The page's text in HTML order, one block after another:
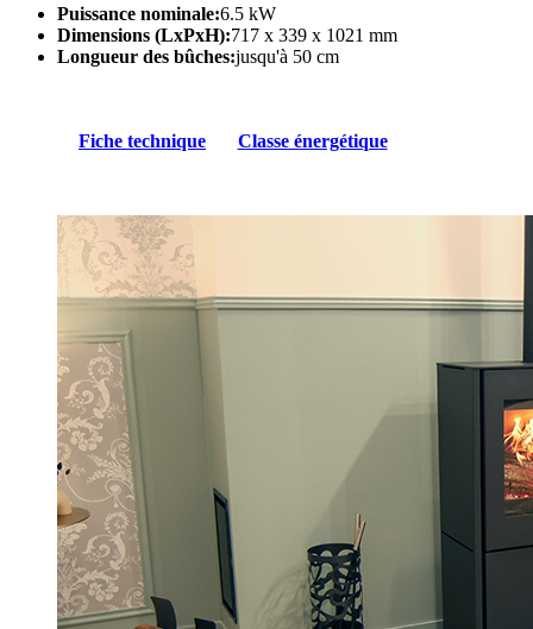
Puissance nominale:6.5 kW
Dimensions (LxPxH):717 x 339 x 1021 mm
Longueur des bûches:jusqu'à 50 cm
Fiche technique Classe énergétique